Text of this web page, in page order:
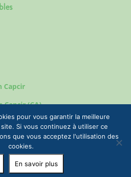
Capcir
(CA)
& Commune de Formiguères |
+33(0)4 68 04 47 35
pour vous garantir la meilleure
Si vous continuez à utiliser ce
que vous acceptez l'utilisation des
cookies.
En savoir plus